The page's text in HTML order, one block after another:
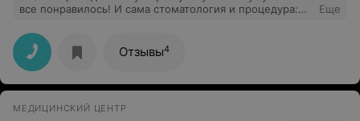
все понравилось! И сама стоматология и процедура:
Ярослав Щербин очень внимательный, вежливый, учёл
в процедуре особенности моих зубов и чистка прошла
безболезненно. Спасибо большое!
Еще
Отзывы4
МЕДИЦИНСКИЙ ЦЕНТР